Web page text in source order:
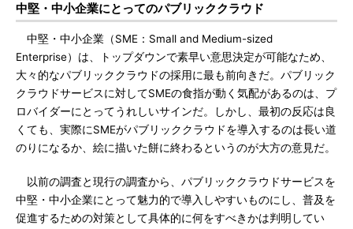
中堅・中小企業にとってのパブリッククラウド
中堅・中小企業（SME：Small and Medium-sized
Enterprise）は、トップダウンで素早い意思決定が可能なため、
大々的なパブリッククラウドの採用に最も前向きだ。パブリック
クラウドサービスに対してSMEの食指が動く気配があるのは、プ
ロバイダーにとってうれしいサインだ。しかし、最初の反応は良
くても、実際にSMEがパブリッククラウドを導入するのは長い道
のりになるか、絵に描いた餅に終わるというのが大方の意見だ。
以前の調査と現行の調査から、パブリッククラウドサービスを
中堅・中小企業にとって魅力的で導入しやすいものにし、普及を
促進するための対策として具体的に何をすべきかは判明してい